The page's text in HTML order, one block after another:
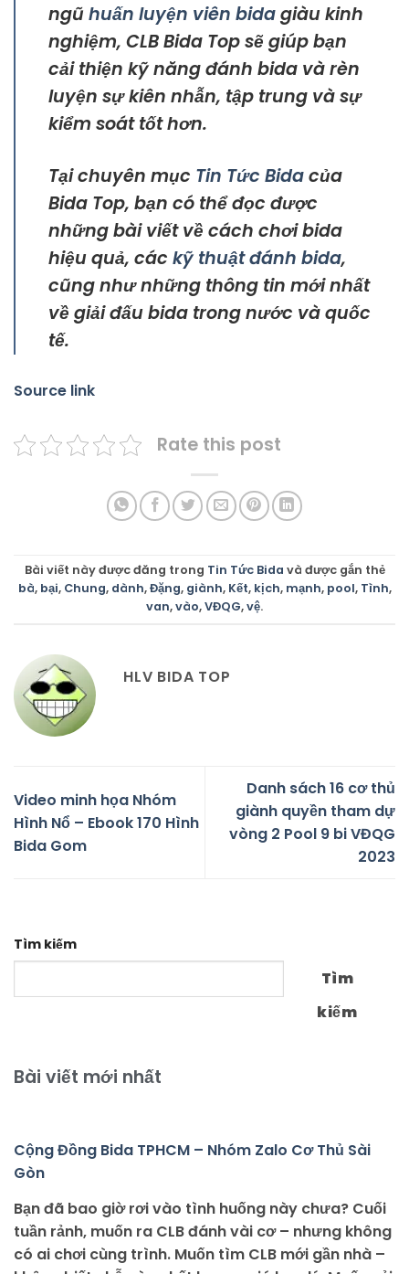
ngũ huấn luyện viên bidagiàu kinh
nghiệm, CLB Bida Top sẽ giúp bạn
cải thiện kỹ năng đánh bida và rèn
luyện sự kiên nhẫn, tập trung và sự
kiểm soát tốt hơn.
Tại chuyên mục Tin Tức Bidacủa
Bida Top, bạn có thể đọc được
những bài viết về cách chơi bida
hiệu quả, các kỹ thuật đánh bida,
cũng như những thông tin mới nhất
về giải đấu bida trong nước và quốc
tế.
Source link
Rate this post
Bài viết này được đăng trong Tin Tức Bida và được gắn thẻ
bà, bại, Chung, dành,Đặng, giành, Kết, kịch, mạnh, pool, Tình,
van,vào,VĐQG,vệ.
HLV BIDA TOP
Video minh họa Nhóm
Hình Nổ – Ebook 170 Hình
Bida Gom
Danh sách 16 cơ thủ
giành quyền tham dự
vòng 2 Pool 9 bi VĐQG
2023
Tìm kiếm
Tìm
kiếm
Bài viết mới nhất
Cộng Đồng Bida TPHCM – Nhóm Zalo Cơ Thủ Sài
Gòn
Bạn đã bao giờ rơi vào tình huống này chưa? Cuối
tuần rảnh, muốn ra CLB đánh vài cơ – nhưng không
có ai chơi cùng trình. Muốn tìm CLB mới gần nhà –